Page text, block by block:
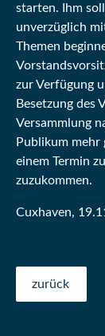
starten. Ihm
unverzüglich
Themen
zur Verfügung
Besetzung des
Versammlung
Publikum
einem Termin
zuzukommen.
Cuxhaven,
zurück